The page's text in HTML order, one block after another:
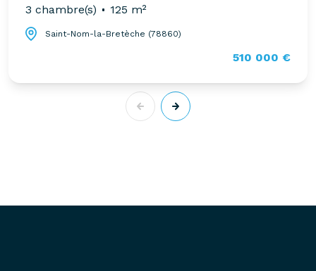
3 chambre(s)
125 m²
Saint-Nom-la-Bretèche (78860)
510 000 €